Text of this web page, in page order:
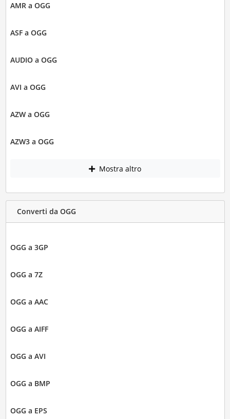
AMR a OGG
ASF a OGG
AUDIO a OGG
AVI a OGG
AZW a OGG
AZW3 a OGG
Mostra altro
Converti da OGG
OGG a 3GP
OGG a 7Z
OGG a AAC
OGG a AIFF
OGG a AVI
OGG a BMP
OGG a EPS